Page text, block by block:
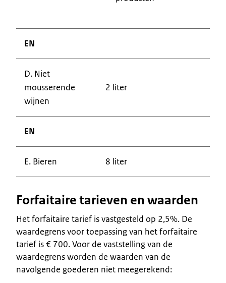
EN
D. Niet
mousserende
wijnen
2 liter
EN
E. Bieren 8 liter
Forfaitaire tarieven en waarden
Het forfaitaire tarief is vastgesteld op 2,5%. De
waardegrens voor toepassing van het forfaitaire
tarief is € 700. Voor de vaststelling van de
waardegrens worden de waarden van de
navolgende goederen niet meegerekend: